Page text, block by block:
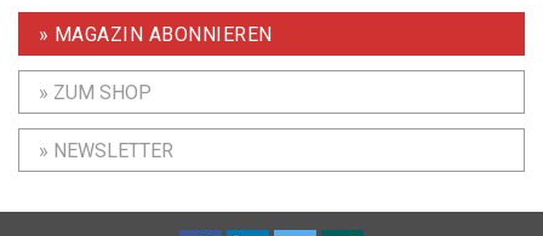
» MAGAZIN ABONNIEREN
» ZUM SHOP
» NEWSLETTER